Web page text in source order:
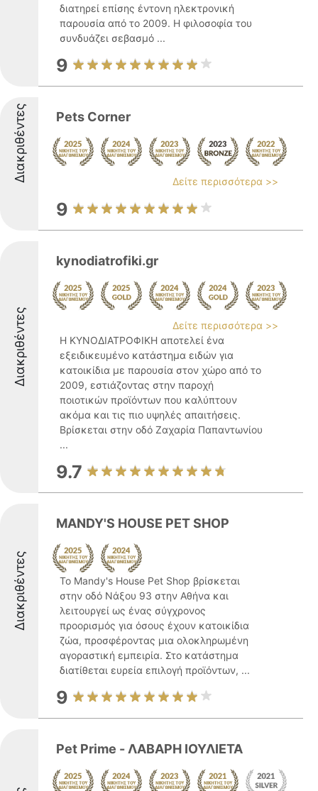
διατηρεί επίσης έντονη ηλεκτρονική
παρουσία από το 2009. Η φιλοσοφία του
συνδυάζει σεβασμό ...
9
Διακριθέντες Pets Corner
Δείτε περισσότερα >>
9
Διακριθέντες
kynodiatrofiki.gr
Δείτε περισσότερα >>
Η ΚΥΝΟΔΙΑΤΡΟΦΙΚΗ αποτελεί ένα
εξειδικευμένο κατάστημα ειδών για
κατοικίδια με παρουσία στον χώρο από το
2009, εστιάζοντας στην παροχή
ποιοτικών προϊόντων που καλύπτουν
ακόμα και τις πιο υψηλές απαιτήσεις.
Βρίσκεται στην οδό Ζαχαρία Παπαντωνίου
...
9.7
Διακριθέντες
MANDY'S HOUSE PET SHOP
Το Mandy's House Pet Shop βρίσκεται
στην οδό Νάξου 93 στην Αθήνα και
λειτουργεί ως ένας σύγχρονος
προορισμός για όσους έχουν κατοικίδια
ζώα, προσφέροντας μια ολοκληρωμένη
αγοραστική εμπειρία. Στο κατάστημα
διατίθεται ευρεία επιλογή προϊόντων, ...
9
Pet Prime - ΛΑΒΑΡΗ ΙΟΥΛΙΕΤΑ